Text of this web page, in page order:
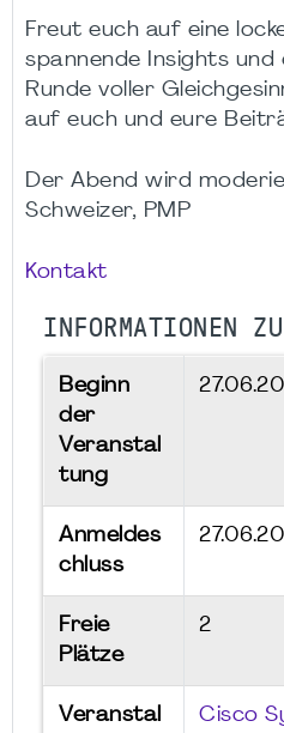
Freut euch auf eine
spannende Insights und
Runde voller
auf euch und eure
Der Abend wird
Schweizer, PMP
Kontakt
INFORMATIONEN
Beginn
der
Veranstal
tung
Anmeldes
chluss
Freie
Plätze
2
Veranstal
Cisco